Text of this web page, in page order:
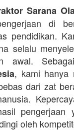
Sarana
di
pendidikan.
selalu
awal.
, kami hanya
dari zat
pengerjaan
oleh